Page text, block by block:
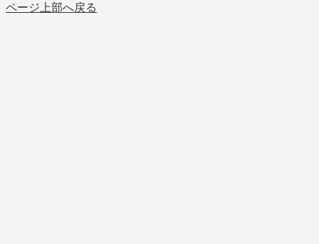
ページ上部へ戻る